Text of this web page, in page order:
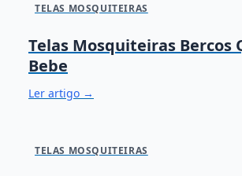
TELAS MOSQUITEIRAS
Telas Mosquiteiras Bercos
Bebe
Ler artigo →
TELAS MOSQUITEIRAS